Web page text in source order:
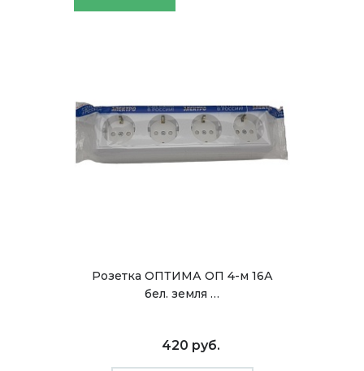
Розетка ОПТИМА ОП 4-м 16А
бел. земля …
420 руб.